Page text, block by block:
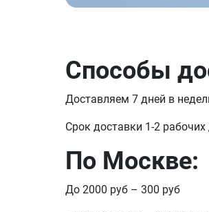
Способы
Доставляем 7 дней в
Срок доставки 1-2 рабочих
По Москве:
До 2000 руб – 300 руб